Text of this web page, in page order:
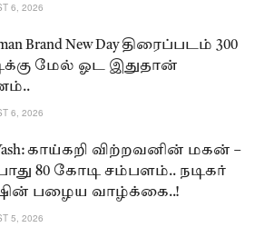
6, 2026
Brand New Day திரைப்படம் 300
மேல் ஓட இதுதான்
6, 2026
காய்கறி விற்றவனின் மகன் –
80 கோடி சம்பளம்.. நடிகர்
பழைய வாழ்க்கை..!
5, 2026